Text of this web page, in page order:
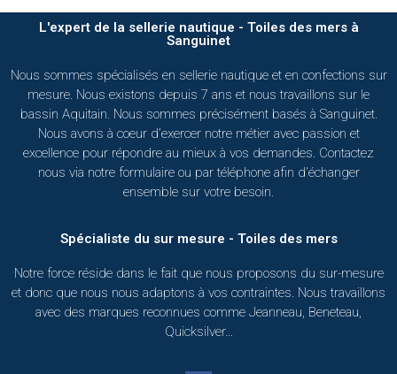
L'expert de la sellerie nautique - Toiles des mers à
Sanguinet
Nous sommes spécialisés en sellerie nautique et en confections sur
mesure. Nous existons depuis 7 ans et nous travaillons sur le
bassin Aquitain. Nous sommes précisément basés à Sanguinet.
Nous avons à coeur d’exercer notre métier avec passion et
excellence pour répondre au mieux à vos demandes. Contactez
nous via notre formulaire ou par téléphone afin d’échanger
ensemble sur votre besoin.
Spécialiste du sur mesure - Toiles des mers
Notre force réside dans le fait que nous proposons du sur-mesure
et donc que nous nous adaptons à vos contraintes. Nous travaillons
avec des marques reconnues comme Jeanneau, Beneteau,
Quicksilver…